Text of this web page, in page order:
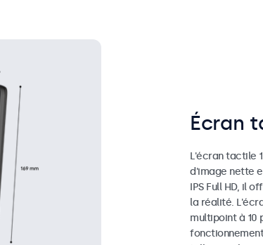
Écran
L'écran tactile
d'image nette
IPS Full HD, il
la réalité.
multipoint à 10